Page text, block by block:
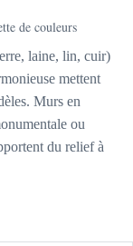
de couleurs
laine, lin, cuir)
mettent
Murs en
ou
du relief à